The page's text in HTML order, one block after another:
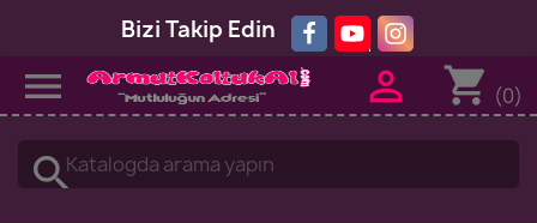
Bizi Takip Edin
 shopping_cart (0)

search